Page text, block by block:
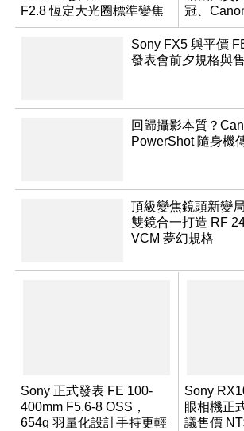
F2.8 恆定大光圈標準變焦
鏡
冠、
Sony FX5 與平價
發表會前夕規格與
回歸攝影本質？
PowerShot 隨身機
頂級變焦鏡頭新變
雙鏡合一打造 RF
VCM 夢幻規格
Sony 正式發表 FE 100-
400mm F5.6-8 OSS，
654g 羽量化設計手持更輕
Sony
眼相機正
議售價